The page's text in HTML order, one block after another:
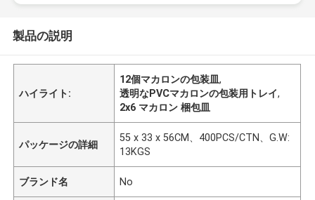
製品の説明
ハイライト:
12個マカロンの包装皿,
透明なPVCマカロンの包装用トレイ,
2x6 マカロン 梱包皿
パッケージの詳細
55 x 33 x 56CM、400PCS/CTN、G.W:
13KGS
ブランド名 No